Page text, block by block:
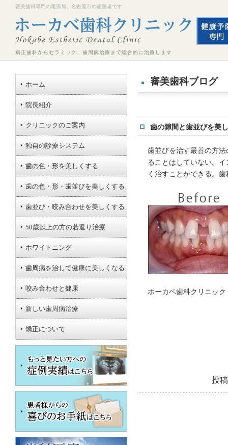
審美歯科専門の尾張旭、名古屋市の歯医者です
矯正歯科からセラミック、歯周病治療まで総合的に治療します
審美歯科ブログ
歯の隙間と歯並びを美
歯並びを治す最善の方
ることはしていない。
く治すことができる。
ホーカベ歯科クリ
投
ホーム
院長紹介
クリニックのご案内
独自の診療システム
歯の色・形を美しくする
歯の色・形・歯並びを美しくする
歯並び・咬み合わせを美しくする
50歳以上の方の若返り治療
ホワイトニング
歯周病を治して健康に美しくなる
咬み合わせと健康
新しい歯周病治療
矯正について